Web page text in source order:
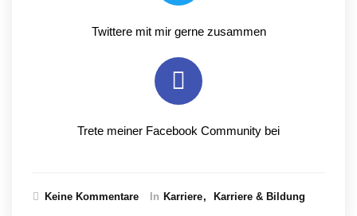
Twittere mit mir gerne zusammen
Trete meiner Facebook Community bei
Keine Kommentare In Karriere Karriere & Bildung